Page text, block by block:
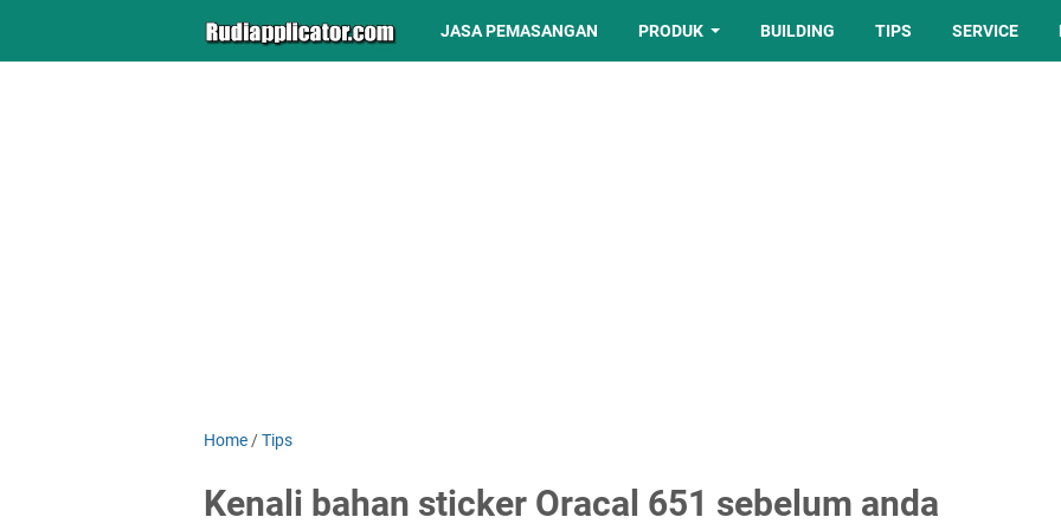
JASA PEMASANGAN PRODUK BUILDING TIPS SERVICE
Home /Tips
Kenali bahan sticker Oracal 651 sebelum anda